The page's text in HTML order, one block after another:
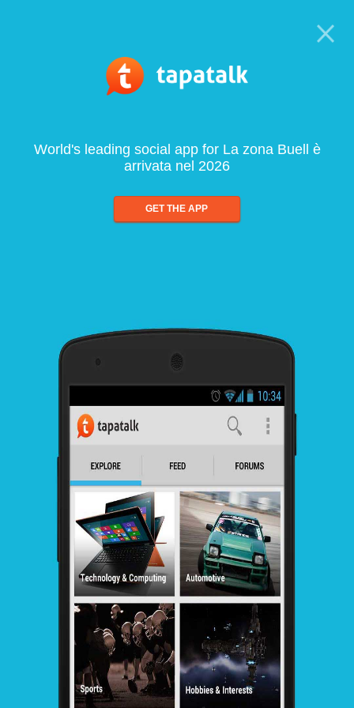
World's leading social app for La zona Buell è
arrivata nel 2026
GET THE APP